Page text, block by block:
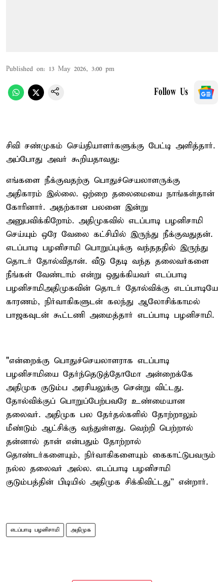
Published on: 13 May 2026, 3:00 pm
Follow Us
சிவி சண்முகம் செய்தியாளர்களுக்கு பேட்டி அளித்தார்.
அப்போது அவர் கூறியதாவது:
எங்களை நீக்குவதற்கு பொதுச்செயலாளருக்கு
அதிகாரம் இல்லை. ஒற்றை தலைமையை நாங்கள்தான்
கோரினார். அதற்கான பலனை இன்று
அனுபவிக்கிறோம். அதிமுகவில் எடப்பாடி பழனிசாமி
செய்யும் ஒரே வேலை கட்சியில் இருந்து நீக்குவதுதன்.
எடப்பாடி பழனிசாமி பொறுப்புக்கு வந்தததில் இருந்து
தொடர் தோல்விதான். வீடு தேடி வந்த தலைவர்களை
நீங்கள் வேண்டாம் என்று ஒதுக்கியவர் எடப்பாடி
பழனிசாமிஅதிமுகவின் தொடர் தோல்விக்கு எடப்பாடியே
காரணம், நிர்வாகிகளுடன் கலந்து ஆலோசிக்காமல்
பாஜகவுடன் கூட்டணி அமைத்தார் எடப்பாடி பழனிசாமி.
"என்றைக்கு பொதுச்செயலாளராக எடப்பாடி
பழனிசாமியை தேர்ந்தெடுத்தோமோ அன்றைக்கே
அதிமுக குடும்ப அரசியலுக்கு சென்று விட்டது.
தோல்விக்குப் பொறுப்பேற்பவரே உண்மையான
தலைவர். அதிமுக பல தேர்தல்களில் தோற்றாலும்
மீண்டும் ஆட்சிக்கு வந்துள்ளது. வெற்றி பெற்றால்
தன்னால் தான் என்பதும் தோற்றால்
தொண்டர்களையும், நிர்வாகிகளையும் கைகாட்டுபவரும்
நல்ல தலைவர் அல்ல. எடப்பாடி பழனிசாமி
குடும்பத்தின் பிடியில் அதிமுக சிக்கிவிட்டது” என்றார்.
எடப்பாடி பழனிசாமி அதிமுக